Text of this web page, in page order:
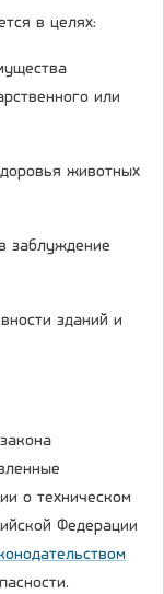
в целях:
или
животных
заблуждение
зданий и
о техническом
Федерации